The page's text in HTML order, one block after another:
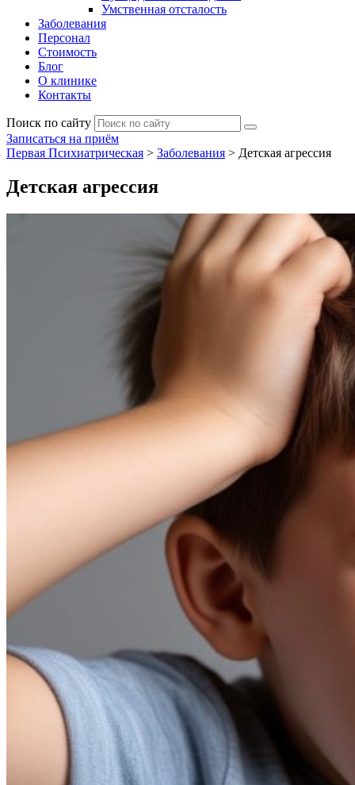
Умственная отсталость
Заболевания
Персонал
Стоимость
Блог
О клинике
Контакты
Поиск по сайту
Записаться на приём
Первая Психиатрическая > Заболевания > Детская агрессия
Детская агрессия